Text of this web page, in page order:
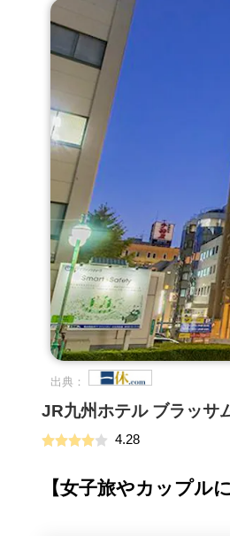
出典：
JR九州ホテル ブラッサ
4.28
【女子旅やカップル